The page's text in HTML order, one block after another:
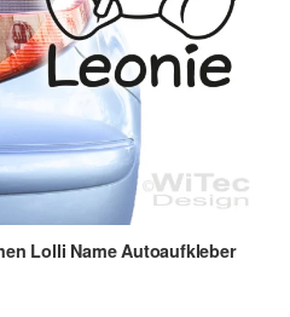
Lolli Name Autoaufkleber